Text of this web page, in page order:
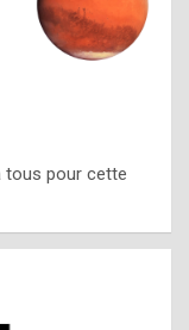
tous pour cette